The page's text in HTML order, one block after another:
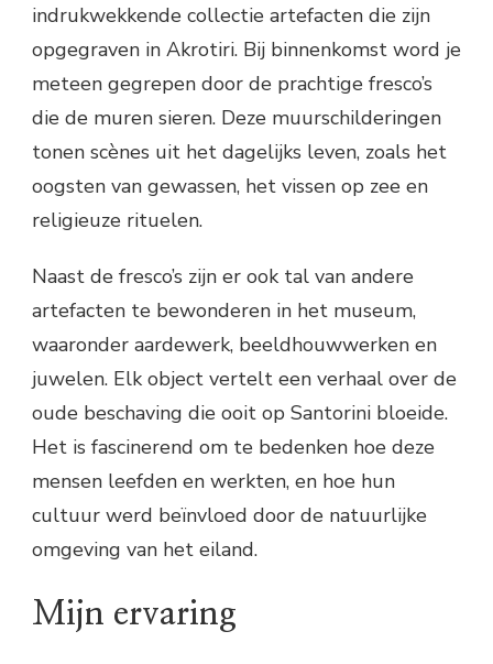
indrukwekkende collectie artefacten die zijn
opgegraven in Akrotiri. Bij binnenkomst word je
meteen gegrepen door de prachtige fresco’s
die de muren sieren. Deze muurschilderingen
tonen scènes uit het dagelijks leven, zoals het
oogsten van gewassen, het vissen op zee en
religieuze rituelen.
Naast de fresco’s zijn er ook tal van andere
artefacten te bewonderen in het museum,
waaronder aardewerk, beeldhouwwerken en
juwelen. Elk object vertelt een verhaal over de
oude beschaving die ooit op Santorini bloeide.
Het is fascinerend om te bedenken hoe deze
mensen leefden en werkten, en hoe hun
cultuur werd beïnvloed door de natuurlijke
omgeving van het eiland.
Mijn ervaring